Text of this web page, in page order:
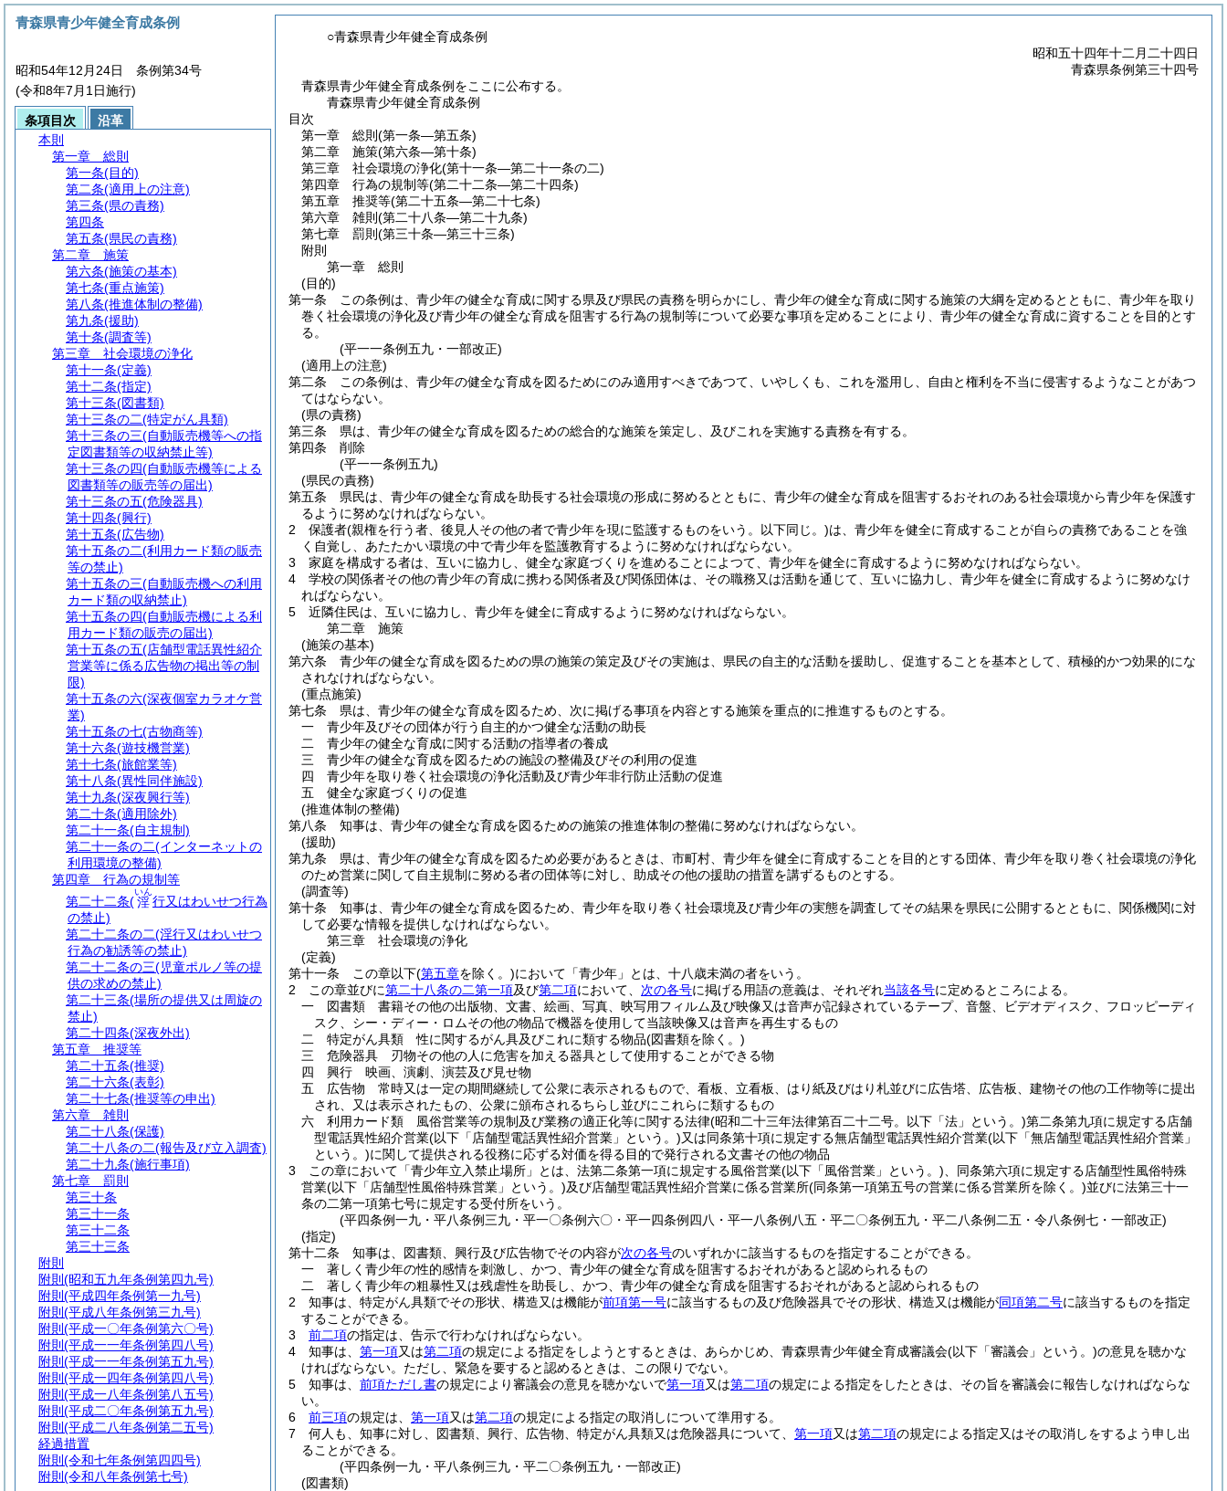
○青森県青少年健全育成条例
昭和五十四年十二月二十四日
青森県条例第三十四号
青森県青少年健全育成条例をここに公布する。
青森県青少年健全育成条例
目次
第一章
総則 (第一条―第五条)
第二章
施策(第六条―第十条)
第三章
社会環境の浄化(第十一条―第二十一条の二)
第四章
行為の規制等(第二十二条―第二十四条)
第五章
推奨等(第二十五条―第二十七条)
第六章
雑則 (第二十八条―第二十九条)
第七章
罰則 (第三十条―第三十三条)
附則
第一章
総則
(目的)
第一条
この条例は、青少年の健全な育成に関する県及び県民の責務を明らかにし、青少年の健全な育成に関する施策の大綱を定めるとともに、青少年を取り
巻く社会環境の浄化及び青少年の健全な育成を阻害する行為の規制等について必要な事項を定めることにより、青少年の健全な育成に資することを目的とす
る。
(平一一条例五九・一部改正)
(適用上の注意)
第二条
この条例は、青少年の健全な育成を図るためにのみ適用すべきであつて、いやしくも、これを濫用し、自由と権利を不当に侵害するようなことがあつ
てはならない。
(県の責務)
第三条
県は、青少年の健全な育成を図るための総合的な施策を策定し、及びこれを実施する責務を有する。
第四条
削除
(平一一条例五九)
(県民の責務)
第五条
県民は、青少年の健全な育成を助長する社会環境の形成に努めるとともに、青少年の健全な育成を阻害するおそれのある社会環境から青少年を保護す
るように努めなければならない。
2
保護者(親権を行う者、後見人その他の者で青少年を現に監護するものをいう。以下同じ。)は、青少年を健全に育成することが自らの責務であることを強
く自覚し、あたたかい環境の中で青少年を監護教育するように努めなければならない。
3
家庭を構成する者は、互いに協力し、健全な家庭づくりを進めることによつて、青少年を健全に育成するように努めなければならない。
4
学校の関係者その他の青少年の育成に携わる関係者及び関係団体は、その職務又は活動を通じて、互いに協力し、青少年を健全に育成するように努めなけ
ればならない。
5
近隣住民は、互いに協力し、青少年を健全に育成するように努めなければならない。
第二章
施策
(施策の基本)
第六条
青少年の健全な育成を図るための県の施策の策定及びその実施は、県民の自主的な活動を援助し、促進することを基本として、積極的かつ効果的にな
されなければならない。
(重点施策)
第七条
県は、青少年の健全な育成を図るため、次に掲げる事項を内容とする施策を重点的に推進するものとする。
一
青少年及びその団体が行う自主的かつ健全な活動の助長
二
青少年の健全な育成に関する活動の指導者の養成
三
青少年の健全な育成を図るための施設の整備及びその利用の促進
四
青少年を取り巻く社会環境の浄化活動及び青少年非行防止活動の促進
五
健全な家庭づくりの促進
(推進体制の整備)
第八条
知事は、青少年の健全な育成を図るための施策の推進体制の整備に努めなければならない。
(援助)
第九条
県は、青少年の健全な育成を図るため必要があるときは、市町村、青少年を健全に育成することを目的とする団体、青少年を取り巻く社会環境の浄化
のため営業に関して自主規制に努める者の団体等に対し、助成その他の援助の措置を講ずるものとする。
(調査等)
第十条
知事は、青少年の健全な育成を図るため、青少年を取り巻く社会環境及び青少年の実態を調査してその結果を県民に公開するとともに、関係機関に対
して必要な情報を提供しなければならない。
第三章
社会環境の浄化
(定義)
第十一条
この章以下(第五章を除く。)において「青少年」とは、十八歳未満の者をいう。
2
この章並びに第二十八条の二第一項及び第二項において、 次の各号に掲げる用語の意義は、それぞれ当該各号に定めるところによる。
一
図書類 書籍その他の出版物、文書、絵画、写真、映写用フィルム及び映像又は音声が記録されているテープ、音盤、ビデオディスク、フロッピーディ
スク、シー・ディー・ロムその他の物品で機器を使用して当該映像又は音声を再生するもの
二
特定がん具類 性に関するがん具及びこれに類する物品(図書類を除く。)
三
危険器具 刃物その他の人に危害を加える器具として使用することができる物
四
興行 映画、演劇、演芸及び見せ物
五
広告物 常時又は一定の期間継続して公衆に表示されるもので、看板、立看板、はり紙及びはり札並びに広告塔、広告板、建物その他の工作物等に提出
され、又は表示されたもの、公衆に頒布されるちらし並びにこれらに類するもの
六
利用カード類 風俗営業等の規制及び業務の適正化等に関する法律(昭和二十三年法律第百二十二号。以下「法」という。)第二条第九項に規定する店舗
型電話異性紹介営業(以下「店舗型電話異性紹介営業」という。)又は同条第十項に規定する無店舗型電話異性紹介営業(以下「無店舗型電話異性紹介営業」
という。)に関して提供される役務に応ずる対価を得る目的で発行される文書その他の物品
3
この章において「青少年立入禁止場所」とは、法第二条第一項に規定する風俗営業(以下「風俗営業」という。) 、同条第六項に規定する店舗型性風俗特殊
営業(以下「店舗型性風俗特殊営業」という。)及び店舗型電話異性紹介営業に係る営業所(同条第一項第五号の営業に係る営業所を除く。)並びに法第三十一
条の二第一項第七号に規定する受付所をいう。
(平四条例一九・平八条例三九・平一〇条例六〇・平一四条例四八・平一八条例八五・平二〇条例五九・平二八条例二五・令八条例七・一部改正)
(指定)
第十二条
知事は、図書類、興行及び広告物でその内容が次の各号のいずれかに該当するものを指定することができる。
一
著しく青少年の性的感情を刺激し、かつ、青少年の健全な育成を阻害するおそれがあると認められるもの
二
著しく青少年の粗暴性又は残虐性を助長し、かつ、青少年の健全な育成を阻害するおそれがあると認められるもの
2
知事は、特定がん具類でその形状、構造又は機能が前項第一号に該当するもの及び危険器具でその形状、構造又は機能が同項第二号に該当するものを指定
することができる。
3
前二項の指定は、告示で行わなければならない。
4
知事は、 第一項又は第二項の規定による指定をしようとするときは、あらかじめ、青森県青少年健全育成審議会(以下「審議会」という。)の意見を聴かな
ければならない。 ただし、緊急を要すると認めるときは、この限りでない。
5
知事は、 前項ただし書の規定により審議会の意見を聴かないで第一項又は第二項の規定による指定をしたときは、その旨を審議会に報告しなければならな
い。
6
前三項の規定は、 第一項又は第二項の規定による指定の取消しについて準用する。
7
何人も、知事に対し、図書類、興行、広告物、特定がん具類又は危険器具について、 第一項又は第二項の規定による指定又はその取消しをするよう申し出
ることができる。
(平四条例一九・平八条例三九・平二〇条例五九・一部改正)
(図書類)
青森県青少年健全育成条例
昭和54年12月24日 条例第34号
(令和8年7月1日施行)
条項目次
沿革
本則
第一章
総則
第一条(目的)
第二条(適用上の注意)
第三条(県の責務)
第四条
第五条(県民の責務)
第二章
施策
第六条(施策の基本)
第七条(重点施策)
第八条(推進体制の整備)
第九条(援助)
第十条(調査等)
第三章
社会環境の浄化
第十一条(定義)
第十二条(指定)
第十三条(図書類)
第十三条の二(特定がん具類)
第十三条の三(自動販売機等への指
定図書類等の収納禁止等)
第十三条の四(自動販売機等による
図書類等の販売等の届出)
第十三条の五(危険器具)
第十四条(興行)
第十五条(広告物)
第十五条の二(利用カード類の販売
等の禁止)
第十五条の三(自動販売機への利用
カード類の収納禁止)
第十五条の四(自動販売機による利
用カード類の販売の届出)
第十五条の五(店舗型電話異性紹介
営業等に係る広告物の掲出等の制
限)
第十五条の六(深夜個室カラオケ営
業)
第十五条の七(古物商等)
第十六条(遊技機営業)
第十七条(旅館業等)
第十八条(異性同伴施設)
第十九条(深夜興行等)
第二十条(適用除外)
第二十一条(自主規制)
第二十一条の二(インターネットの
利用環境の整備)
第四章
行為の規制等
第二十二条(淫
いん
行又はわいせつ行為
の禁止)
第二十二条の二(淫行又はわいせつ
行為の勧誘等の禁止)
第二十二条の三(児童ポルノ等の提
供の求めの禁止)
第二十三条(場所の提供又は周旋の
禁止)
第二十四条(深夜外出)
第五章
推奨等
第二十五条(推奨)
第二十六条(表彰)
第二十七条(推奨等の申出)
第六章
雑則
第二十八条(保護)
第二十八条の二(報告及び立入調査)
第二十九条(施行事項)
第七章
罰則
第三十条
第三十一条
第三十二条
第三十三条
附則
附則 (昭和五九年条例第四九号)
附則 (平成四年条例第一九号)
附則 (平成八年条例第三九号)
附則 (平成一〇年条例第六〇号)
附則 (平成一一年条例第四八号)
附則 (平成一一年条例第五九号)
附則 (平成一四年条例第四八号)
附則 (平成一八年条例第八五号)
附則 (平成二〇年条例第五九号)
附則 (平成二八年条例第二五号)
経過措置
附則 (令和七年条例第四四号)
附則 (令和八年条例第七号)